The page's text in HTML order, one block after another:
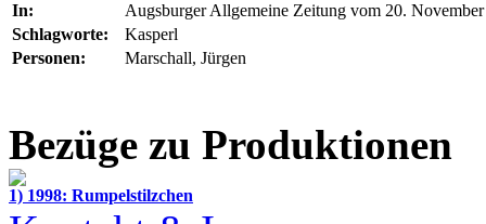
In:
Augsburger Allgemeine Zeitung vom 20.
Schlagworte:
Kasperl
Personen:
Marschall, Jürgen
Bezüge zu Produktionen
1) 1998: Rumpelstilzchen